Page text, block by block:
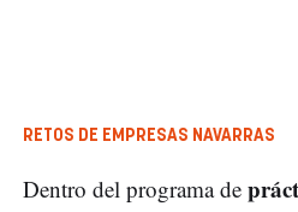
RETOS DE EMPRESAS NAVARRAS
Dentro del programa de